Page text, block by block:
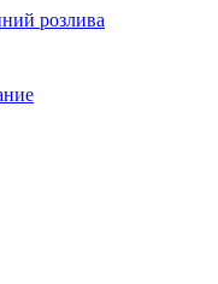
розлива